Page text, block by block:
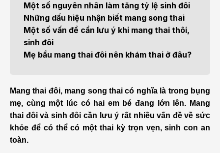
Một số nguyên nhân làm tăng tỷ lệ sinh đôi
Những dấu hiệu nhận biết mang song thai
Một số vấn đề cần lưu ý khi mang thai thôi,
sinh đôi
Mẹ bầu mang thai đôi nên khám thai ở đâu?
Mang thai đôi, mang song thai có nghĩa là trong bụng
mẹ, cùng một lúc có hai em bé đang lớn lên. Mang
thai đôi và sinh đôi cần lưu ý rất nhiều vấn đề về sức
khỏe để có thể có một thai kỳ trọn vẹn, sinh con an
toàn.